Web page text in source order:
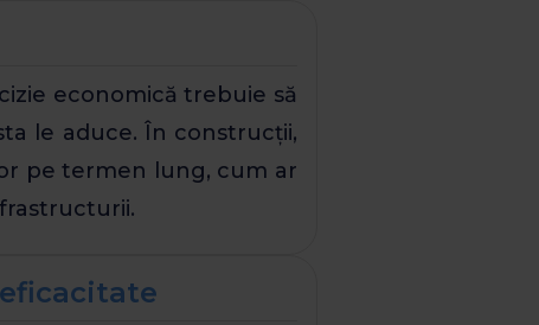
economică trebuie să
le aduce. În construcții,
pe termen lung, cum ar